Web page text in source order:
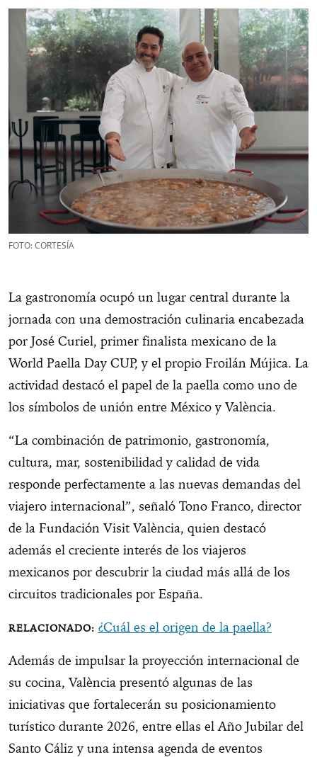
FOTO: CORTESÍA
La gastronomía ocupó un lugar central durante la
jornada con una demostración culinaria encabezada
por José Curiel, primer finalista mexicano de la
World Paella Day CUP, y el propio Froilán Mújica. La
actividad destacó el papel de la paella como uno de
los símbolos de unión entre México y València.
“La combinación de patrimonio, gastronomía,
cultura, mar, sostenibilidad y calidad de vida
responde perfectamente a las nuevas demandas del
viajero internacional”, señaló Tono Franco, director
de la Fundación Visit València, quien destacó
además el creciente interés de los viajeros
mexicanos por descubrir la ciudad más allá de los
circuitos tradicionales por España.
¿Cuál es el origen de la paella?
Además de impulsar la proyección internacional de
su cocina, València presentó algunas de las
iniciativas que fortalecerán su posicionamiento
turístico durante 2026, entre ellas el Año Jubilar del
Santo Cáliz y una intensa agenda de eventos